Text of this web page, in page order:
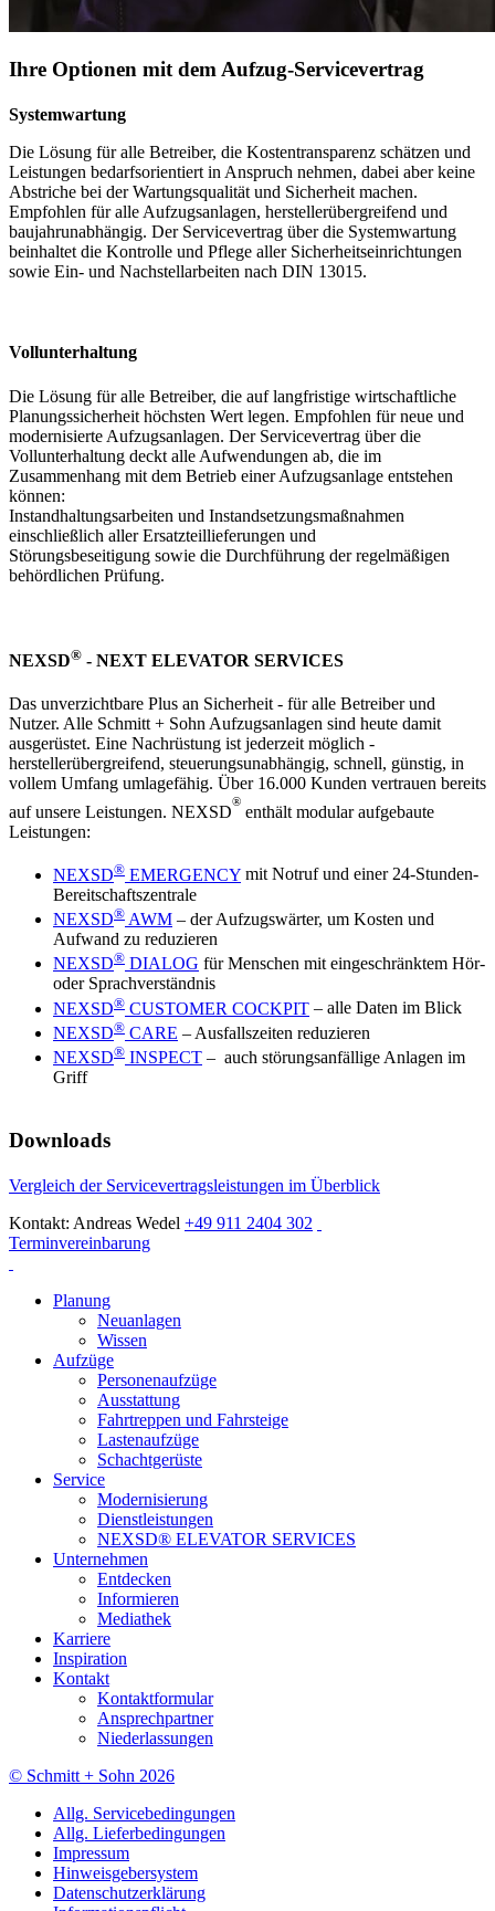
Ihre Optionen mit dem Aufzug-Servicevertrag
Systemwartung
Die Lösung für alle Betreiber, die Kostentransparenz schätzen und
Leistungen bedarfsorientiert in Anspruch nehmen, dabei aber keine
Abstriche bei der Wartungsqualität und Sicherheit machen.
Empfohlen für alle Aufzugsanlagen, herstellerübergreifend und
baujahrunabhängig. Der Servicevertrag über die Systemwartung
beinhaltet die Kontrolle und Pflege aller Sicherheitseinrichtungen
sowie Ein- und Nachstellarbeiten nach DIN 13015.
Vollunterhaltung
Die Lösung für alle Betreiber, die auf langfristige wirtschaftliche
Planungssicherheit höchsten Wert legen. Empfohlen für neue und
modernisierte Aufzugsanlagen. Der Servicevertrag über die
Vollunterhaltung deckt alle Aufwendungen ab, die im
Zusammenhang mit dem Betrieb einer Aufzugsanlage entstehen
können:
Instandhaltungsarbeiten und Instandsetzungsmaßnahmen
einschließlich aller Ersatzteillieferungen und
Störungsbeseitigung sowie die Durchführung der regelmäßigen
behördlichen Prüfung.
NEXSD® - NEXT ELEVATOR SERVICES
Das unverzichtbare Plus an Sicherheit - für alle Betreiber und
Nutzer. Alle Schmitt + Sohn Aufzugsanlagen sind heute damit
ausgerüstet. Eine Nachrüstung ist jederzeit möglich -
herstellerübergreifend, steuerungsunabhängig, schnell, günstig, in
vollem Umfang umlagefähig. Über 16.000 Kunden vertrauen bereits
auf unsere Leistungen. NEXSD
®
enthält modular aufgebaute
Leistungen:
NEXSD® EMERGENCY mit Notruf und einer 24-Stunden-
Bereitschaftszentrale
NEXSD® AWM – der Aufzugswärter, um Kosten und
Aufwand zu reduzieren
NEXSD® DIALOG für Menschen mit eingeschränktem Hör-
oder Sprachverständnis
NEXSD® CUSTOMER COCKPIT – alle Daten im Blick
NEXSD® CARE – Ausfallszeiten reduzieren
NEXSD® INSPECT – auch störungsanfällige Anlagen im
Griff
Downloads
Vergleich der Servicevertragsleistungen im Überblick
Kontakt: Andreas Wedel +49 911 2404 302
Terminvereinbarung
Planung
Neuanlagen
Wissen
Aufzüge
Personenaufzüge
Ausstattung
Fahrtreppen und Fahrsteige
Lastenaufzüge
Schachtgerüste
Service
Modernisierung
Dienstleistungen
NEXSD® ELEVATOR SERVICES
Unternehmen
Entdecken
Informieren
Mediathek
Karriere
Inspiration
Kontakt
Kontaktformular
Ansprechpartner
Niederlassungen
© Schmitt + Sohn 2026
Allg. Servicebedingungen
Allg. Lieferbedingungen
Impressum
Hinweisgebersystem
Datenschutzerklärung